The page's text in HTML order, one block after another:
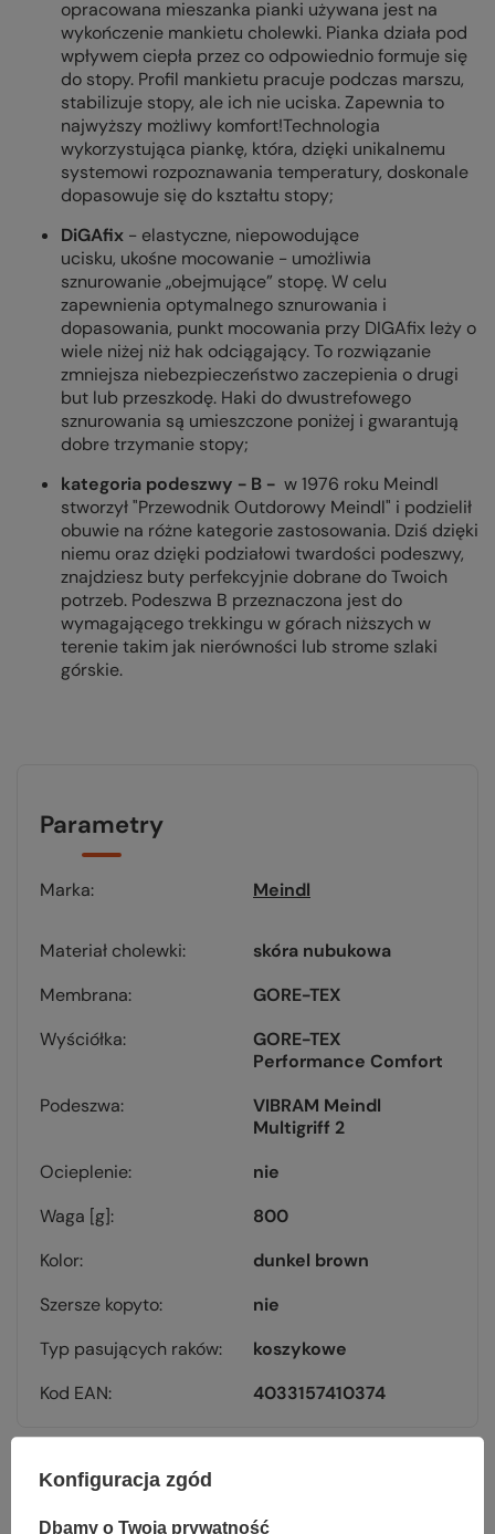
opracowana mieszanka pianki używana jest na
wykończenie mankietu cholewki. Pianka działa pod
wpływem ciepła przez co odpowiednio formuje się
do stopy. Profil mankietu pracuje podczas marszu,
stabilizuje stopy, ale ich nie uciska. Zapewnia to
najwyższy możliwy komfort!Technologia
wykorzystująca piankę, która, dzięki unikalnemu
systemowi rozpoznawania temperatury, doskonale
dopasowuje się do kształtu stopy;
DiGAfix - elastyczne, niepowodujące
ucisku, ukośne mocowanie - umożliwia
sznurowanie „obejmujące” stopę. W celu
zapewnienia optymalnego sznurowania i
dopasowania, punkt mocowania przy DIGAfix leży o
wiele niżej niż hak odciągający. To rozwiązanie
zmniejsza niebezpieczeństwo zaczepienia o drugi
but lub przeszkodę. Haki do dwustrefowego
sznurowania są umieszczone poniżej i gwarantują
dobre trzymanie stopy;
kategoria podeszwy - B - w 1976 roku Meindl
stworzył "Przewodnik Outdorowy Meindl" i podzielił
obuwie na różne kategorie zastosowania. Dziś dzięki
niemu oraz dzięki podziałowi twardości podeszwy,
znajdziesz buty perfekcyjnie dobrane do Twoich
potrzeb. Podeszwa B przeznaczona jest do
wymagającego trekkingu w górach niższych w
terenie takim jak nierówności lub strome szlaki
górskie.
Parametry
Marka Meindl
Materiał cholewki
skóra nubukowa
Membrana
GORE-TEX
Wyściółka
GORE-TEX
Performance Comfort
Podeszwa
VIBRAM Meindl
Multigriff 2
Ocieplenie
nie
Waga [g]
800
Kolor
dunkel brown
Szersze kopyto
nie
Typ pasujących raków
koszykowe
Kod EAN
4033157410374
Konfiguracja zgód
Dbamy o Twoją prywatność